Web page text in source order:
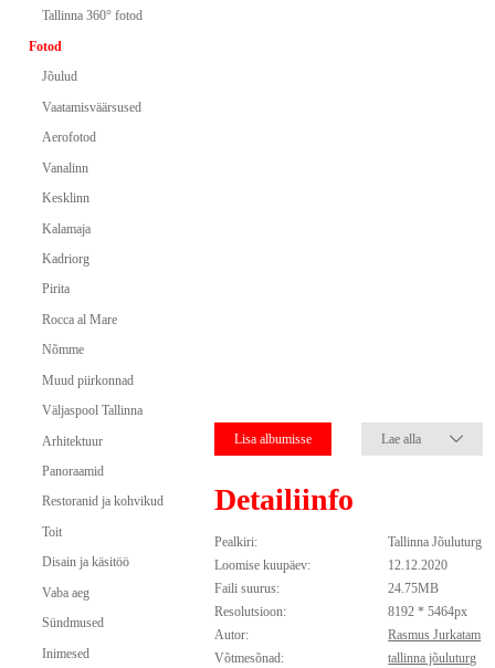
Tallinna 360° fotod
Fotod
Jõulud
Vaatamisväärsused
Aerofotod
Vanalinn
Kesklinn
Kalamaja
Kadriorg
Pirita
Rocca al Mare
Nõmme
Muud piirkonnad
Väljaspool Tallinna
Arhitektuur
Panoraamid
Restoranid ja kohvikud
Toit
Disain ja käsitöö
Vaba aeg
Sündmused
Inimesed
Lisa albumisse Lae alla
Detailiinfo
Pealkiri:
Tallinna Jõuluturg
Loomise kuupäev:
12.12.2020
Faili suurus:
24.75MB
Resolutsioon:
8192 * 5464px
Autor:
Rasmus Jurkatam
Võtmesõnad:
tallinna jõuluturg